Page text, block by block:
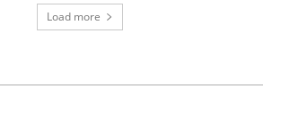
Load more